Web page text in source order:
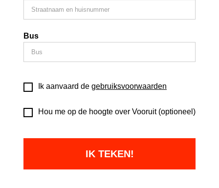
Bus
Ik aanvaard de gebruiksvoorwaarden
Hou me op de hoogte over Vooruit (optioneel)